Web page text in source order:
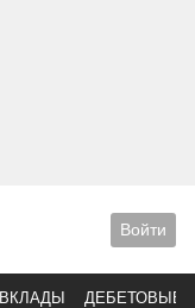
Войти
ВКЛАДЫ ДЕБЕТОВЫЕ